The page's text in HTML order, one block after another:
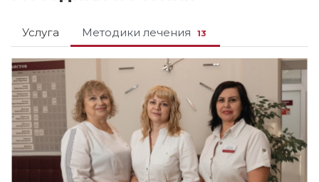
Услуга Методики лечения 13